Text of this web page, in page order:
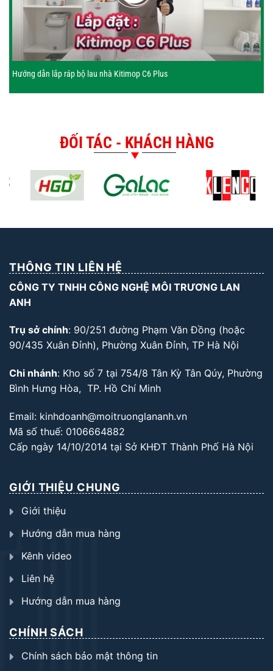
Hướng dẫn lắp ráp bộ lau nhà Kitimop C6 Plus
ĐỐI TÁC - KHÁCH HÀNG
THÔNG TIN LIÊN HỆ
CÔNG TY TNHH CÔNG NGHỆ MÔI TRƯƠNG LAN
ANH
Trụ sở chính: 90/251 đường Phạm Văn Đồng (hoặc
90/435 Xuân Đỉnh), Phường Xuân Đỉnh, TP Hà Nội
Chi nhánh: Kho số 7 tại 754/8 Tân Kỳ Tân Qúy, Phường
Bình Hưng Hòa, TP. Hồ Chí Minh
Email: kinhdoanh@moitruonglananh.vn
Mã số thuế: 0106664882
Cấp ngày 14/10/2014 tại Sở KHĐT Thành Phố Hà Nội
GIỚI THIỆU CHUNG
Giới thiệu
Hướng dẫn mua hàng
Kênh video
Liên hệ
Hướng dẫn mua hàng
CHÍNH SÁCH
Chính sách bảo mật thông tin